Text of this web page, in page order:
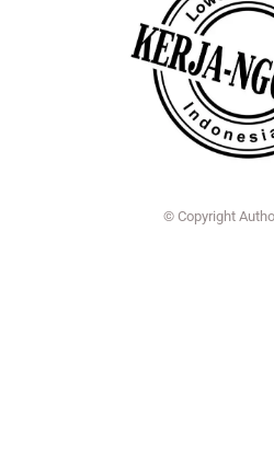
© Copyright